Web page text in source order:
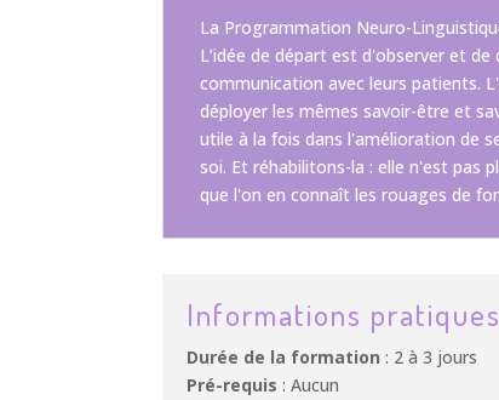
La Programmation Neuro-
L’idée de départ est d'observer et
communication avec leurs patients.
déployer les mêmes savoir-être et
utile à la fois dans l'amélioration de
soi. Et réhabilitons-la : elle n'est pas
que l'on en connaît les rouages de
Informations pratiques
Durée de la formation : 2 à 3 jours
Pré-requis : Aucun